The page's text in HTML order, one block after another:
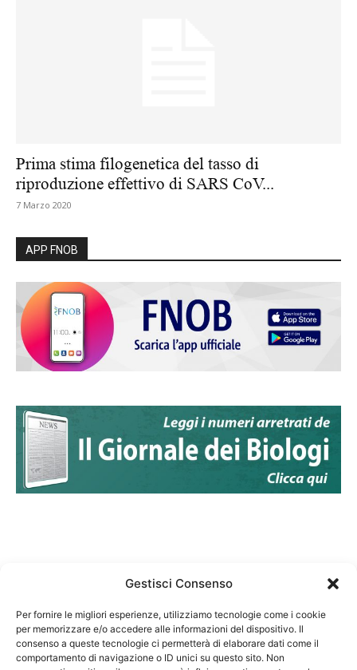
Gestisci Consenso
Per fornire le migliori esperienze, utilizziamo tecnologie come i cookie
per memorizzare e/o accedere alle informazioni del dispositivo. Il
consenso a queste tecnologie ci permetterà di elaborare dati come il
comportamento di navigazione o ID unici su questo sito. Non
Prima stima filogenetica del tasso di
riproduzione effettivo di SARS CoV...
7 Marzo 2020
APP FNOB
Federazione Nazionale Degli Ordini dei Biologi:
codice fiscale 80069130583